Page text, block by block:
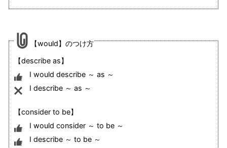
【would】のつけ方
【describe as】
I would describe ～ as ～
I describe ～ as ～
【consider to be】
I would consider ～ to be ～
I describe ～ to be ～